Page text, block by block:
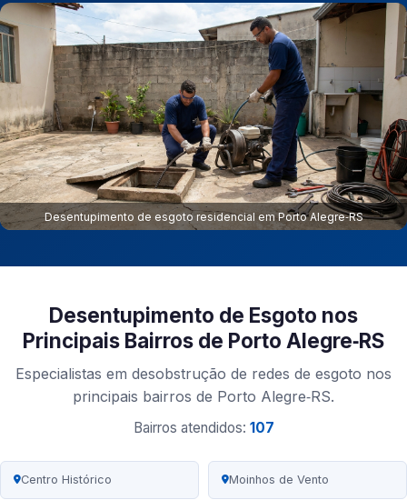
Desentupimento de esgoto residencial em Porto Alegre‑RS
Desentupimento de Esgoto nos
Principais Bairros de Porto Alegre‑RS
Especialistas em desobstrução de redes de esgoto nos
principais bairros de Porto Alegre‑RS.
Bairros atendidos: 107
Centro Histórico Moinhos de Vento